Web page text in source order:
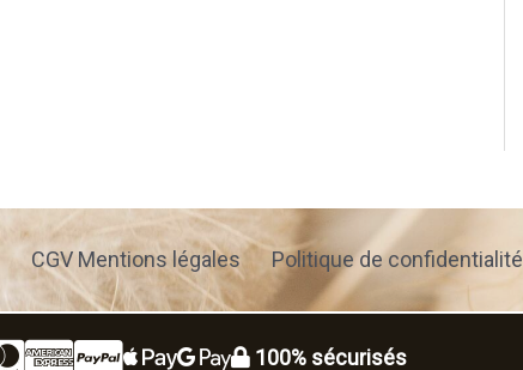
CGV Mentions légales Politique de confidentialité
100% sécurisés